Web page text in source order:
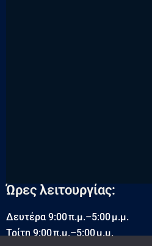
Ώρες λειτουργίας:
Δευτέρα 9:00 π.μ.–5:00 μ.μ.
Τρίτη 9:00 π.μ.–5:00 μ.μ.